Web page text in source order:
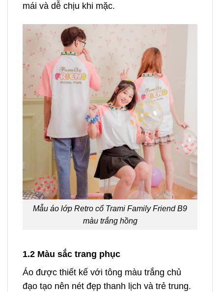
mái và dễ chịu khi mặc.
Mẫu áo lớp Retro cổ Trami Family Friend B9
màu trắng hồng
1.2 Màu sắc trang phục
Áo được thiết kế với tông màu trắng chủ
đạo tạo nên nét đẹp thanh lịch và trẻ trung.